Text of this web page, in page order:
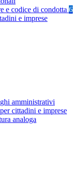
e codice di condotta 6
e imprese
amministrativi
cittadini e imprese
analoga